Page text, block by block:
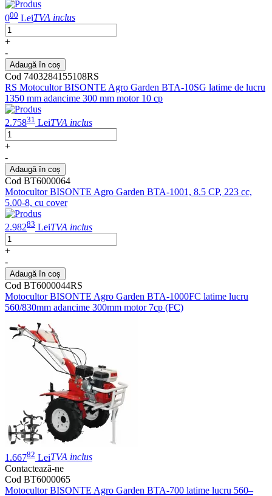
000 LeiTVA inclus
+
-
Adaugă în coș
Cod 7403284155108RS
RS Motocultor BISONTE Agro Garden BTA-10SG latime de lucru
1350 mm adancime 300 mm motor 10 cp
2.75831 LeiTVA inclus
+
-
Adaugă în coș
Cod BT6000064
Motocultor BISONTE Agro Garden BTA-1001, 8.5 CP, 223 cc,
5.00-8, cu cover
2.98283 LeiTVA inclus
+
-
Adaugă în coș
Cod BT6000044RS
Motocultor BISONTE Agro Garden BTA-1000FC latime lucru
560/830mm adancime 300mm motor 7cp (FC)
1.66782 LeiTVA inclus
Contactează-ne
Cod BT6000065
Motocultor BISONTE Agro Garden BTA-700 latime lucru 560–